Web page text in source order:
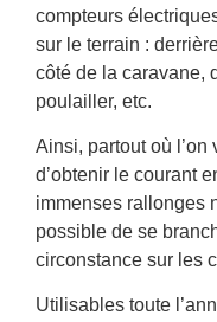
compteurs
sur le terrain :
côté de la caravane,
poulailler, etc.
Ainsi, partout où
d’obtenir le courant
immenses rallonges
possible de se
circonstance sur les
Utilisables toute